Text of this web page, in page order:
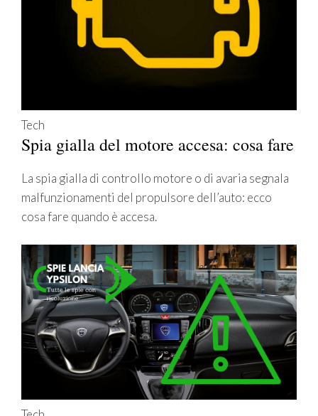
Tech
Spia gialla del motore accesa: cosa fare
La spia gialla di controllo motore o di avaria segnala
malfunzionamenti del propulsore dell’auto: ecco
cosa fare quando è accesa.